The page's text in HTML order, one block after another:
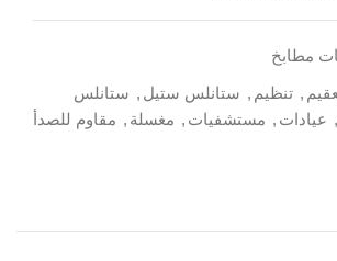
مطابخ
, تنظيم , ستانلس ستيل , ستانلس
, عيادات , مستشفيات , مغسلة , مقاوم للصدأ